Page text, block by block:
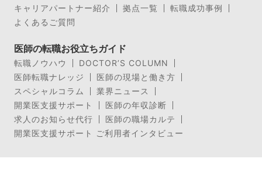
キャリアパートナー紹介
拠点一覧
転職成功事例
よくあるご質問
医師の転職お役立ちガイド
転職ノウハウ
DOCTOR’S COLUMN
医師転職ナレッジ
医師の現場と働き方
スペシャルコラム
業界ニュース
開業医支援サポート
医師の年収診断
求人のお知らせ代行
医師の職場カルテ
開業医支援サポート ご利用者インタビュー